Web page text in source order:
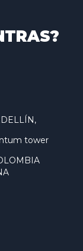
tower